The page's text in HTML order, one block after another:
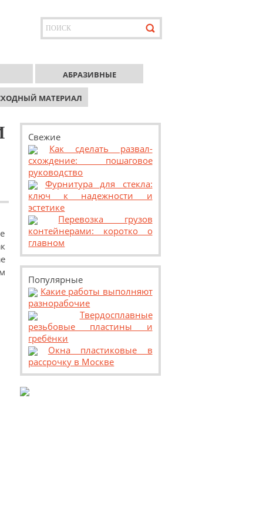
АБРАЗИВНЫЕ
МАТЕРИАЛ
Свежие
Как сделать развал-
схождение: пошаговое
руководство
Фурнитура для стекла:
ключ к надежности и
эстетике
Перевозка грузов
контейнерами: коротко о
главном
Популярные
Какие работы выполняют
разнорабочие
Твердосплавные
резьбовые пластины и
гребёнки
Окна пластиковые в
рассрочку в Москве